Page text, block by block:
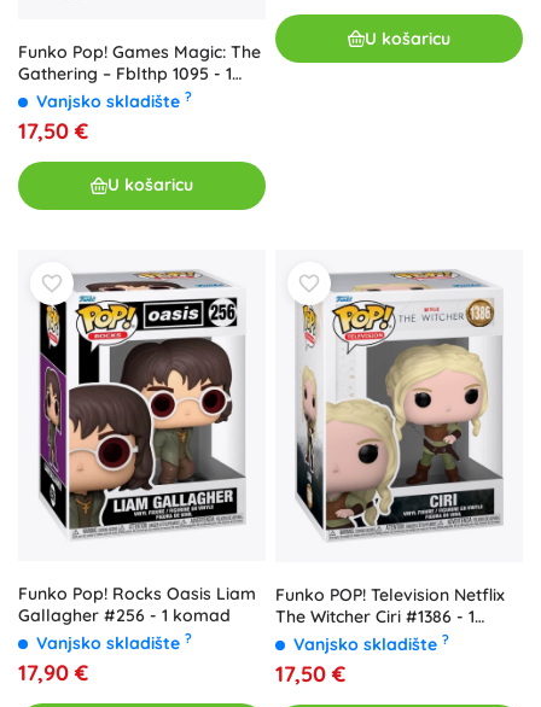
Funko Pop! Games Magic: The
Gathering – Fblthp 1095 - 1
komad
Vanjsko skladište ?
17,50 €
U košaricu
U košaricu
Funko Pop! Rocks Oasis Liam
Gallagher #256 - 1 komad
Vanjsko skladište ?
17,90 €
Funko POP! Television Netflix
The Witcher Ciri #1386 - 1
komad
Vanjsko skladište ?
17,50 €